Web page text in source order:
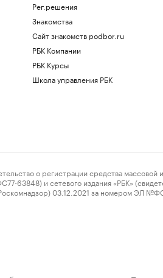
Рег.решения
Знакомства
Сайт знакомств podbor.ru
РБК Компании
РБК Курсы
Школа управления РБК
о регистрации средства массовой
63848) и сетевого издания «РБК»
03.12.2021 за номером ЭЛ